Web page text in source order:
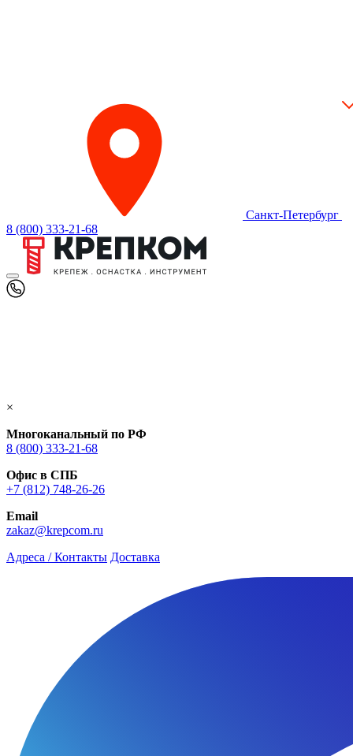
Санкт-Петербург
8 (800) 333-21-68
×
Многоканальный по РФ
8 (800) 333‑21-68
Офис в СПБ
+7 (812) 748‑26-26
Email
zakaz@krepcom.ru
Адреса / Контакты Доставка